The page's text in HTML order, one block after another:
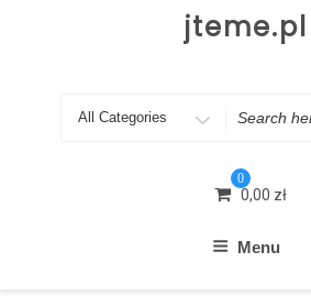
jteme.pl
Search
0
0,00 zł
Menu